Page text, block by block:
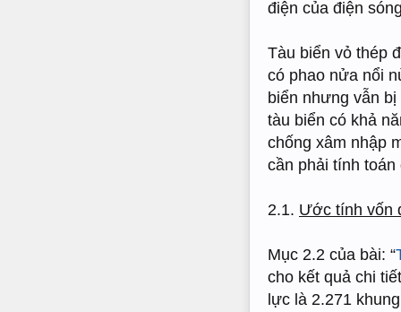
điện của điện
Tàu biển vỏ thép
có phao nửa nổi
biển nhưng vẫn
tàu biển có khả
chống xâm nhập
cần phải tính toán
2.1. Ước tính vốn
Mục 2.2 của bài: “
cho kết quả chi
lực là 2.271